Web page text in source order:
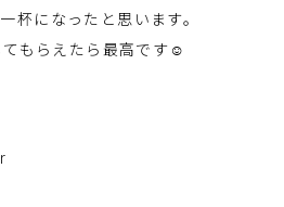
杯になったと思います。
もらえたら最高です☺